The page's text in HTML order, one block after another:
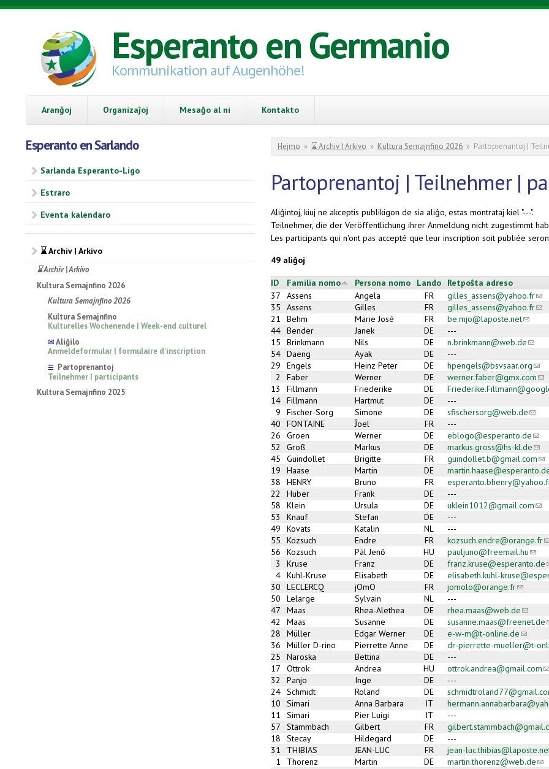
Skip to main content
Esperanto en Germanio
Kommunikation auf Augenhöhe!
Aranĝoj Organizaĵoj Mesaĝo al ni Kontakto
Esperanto en Sarlando
Sarlanda Esperanto-Ligo
Estraro
Eventa kalendaro
⌛ Archiv | Arkivo
⌛ Archiv | Arkivo
Kultura Semajnfino 2026
Kultura Semajnfino 2026
Kultura Semajnfino
Kulturelles Wochenende | Week-end culturel
✉Aliĝilo
Anmeldeformular | formulaire d'inscription
☰ Partoprenantoj
Teilnehmer | participants
Kultura Semajnfino 2025
You are here
Hejmo » ⌛ Archiv | Arkivo » Kultura Semajnfino 2026 » Partoprenantoj |
Partoprenantoj | Teilnehmer |
Aliĝintoj, kiuj ne akceptis publikigon de sia aliĝo, estas montrataj kiel "---".
Teilnehmer, die der Veröffentlichung ihrer Anmeldung nicht zugestimmt
Les participants qui n'ont pas accepté que leur inscription soit publiée
49 aliĝoj
ID Familia nomo Persona nomo Lando
Retpoŝta adreso
37
Assens Angela FR gilles_assens@yahoo.fr
35
Assens Gilles FR gilles_assens@yahoo.fr
21
Behm Marie José FR be.mjo@laposte.net(link
44 Bender Janek DE
---
15
Brinkmann Nils DE n.brinkmann@web.de(link
54 Daeng Ayak DE
---
29
Engels Heinz Peter DE hpengels@bsvsaar.org
2
Faber Werner DE werner.faber@gmx.com
13
Fillmann Friederike DE
14 Fillmann Hartmut DE
---
9
Fischer-Sorg Simone DE sfischersorg@web.de(link
40
FONTAINE Ĵoel FR
---
26
Groen Werner DE eblogo@esperanto.de(link
52
Groß Markus DE markus.gross@hs-kl.de
45
Guindollet Brigitte FR guindollet.b@gmail.com
19
Haase Martin DE
38
HENRY Bruno FR
22
Huber Frank DE
---
58
Klein Ursula DE uklein1012@gmail.com
53
Knauf Stefan DE
---
49
Kovats Katalin NL
---
55
Kozsuch Endre FR kozsuch.endre@orange.fr
56
Kozsuch Pál Jenő HU pauljuno@freemail.hu(link
3
Kruse Franz DE franz.kruse@esperanto.de
4 Kuhl-Kruse Elisabeth DE elisabeth.kuhl-
30
LECLERCQ jOmO FR jomolo@orange.fr(link
50
Lelarge Sylvain NL
---
47
Maas Rhea-Alethea DE rhea.maas@web.de(link
42
Maas Susanne DE susanne.maas@freenet.de
28
Müller Edgar Werner DE e-w-m@t-online.de(link
36
Müller D-rino Pierrette Anne DE dr-pierrette-mueller@t-
25
Naroska Bettina DE
---
17
Ottrok Andrea HU ottrok.andrea@gmail.com
32
Panjo Inge DE
---
24 Schmidt Roland DE
10
Simari Anna Barbara IT
11
Simari Pier Luigi IT
---
57
Stammbach Gilbert FR
18
Stecay Hildegard DE
---
31
THIBIAS JEAN-LUC FR jean-
1
Thorenz Martin DE martin.thorenz@web.de